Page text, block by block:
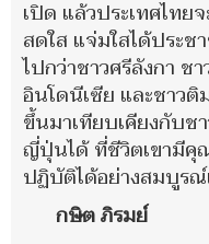
เปิด แล้วประเทศไท
สดใส แจ่มใสได้ประ
ไปกว่าชาวศรีลังกา ช
อินโดนีเซีย และชาวติ
ขึ้นมาเทียบเคียงกับช
ญี่ปุ่นได้ ที่ชีวิตเขามีคุ
ปฏิบัติได้อย่างสมบูร
กษิต ภิรมย์